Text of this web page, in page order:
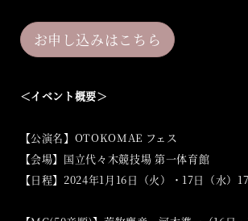
お申し込みはこちら
＜イベント概要＞
【公演名】OTOKOMAE フェス
【会場】国立代々木競技場 第一体育館
【日程】2024年1月16日（火）・17日（水）